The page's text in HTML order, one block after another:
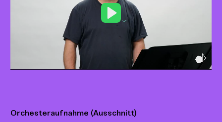
Play
Orchesteraufnahme (Ausschnitt)